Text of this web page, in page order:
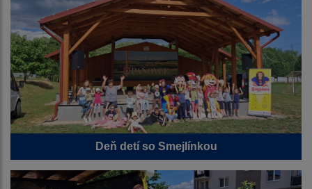
Deň detí so Smejlínkou